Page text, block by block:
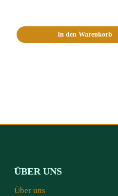
In den Warenkorb
ÜBER UNS
Über uns